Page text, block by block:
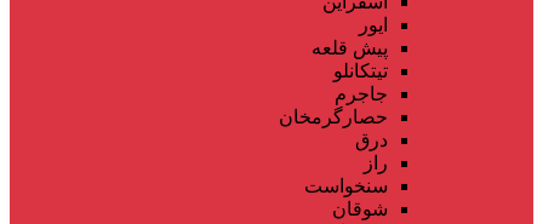
ایور
پیش قلعه
تیتکانلو
جاجرم
حصارگرمخان
درق
راز
سنخواست
شوقان